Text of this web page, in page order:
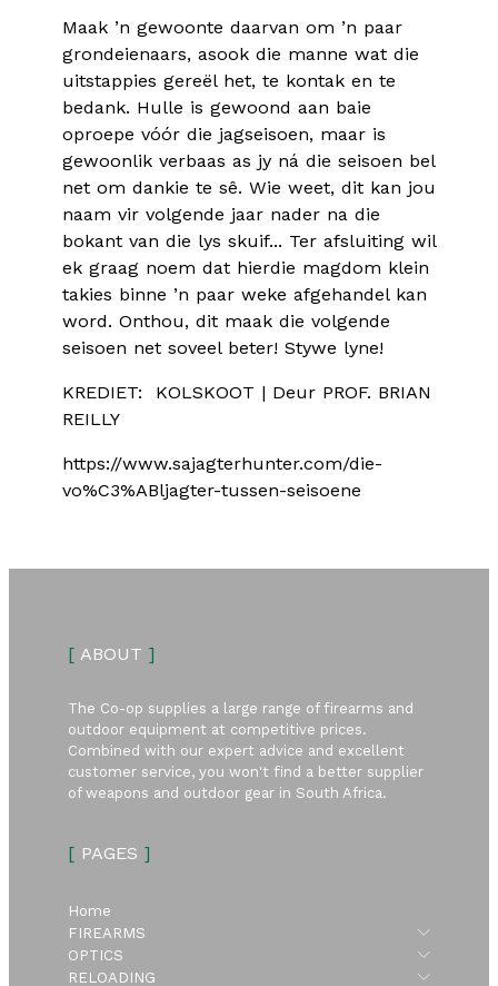
Maak ’n gewoonte daarvan om ’n paar
grondeienaars, asook die manne wat die
uitstappies gereël het, te kontak en te
bedank. Hulle is gewoond aan baie
oproepe vóór die jagseisoen, maar is
gewoonlik verbaas as jy ná die seisoen bel
net om dankie te sê. Wie weet, dit kan jou
naam vir volgende jaar nader na die
bokant van die lys skuif... Ter afsluiting wil
ek graag noem dat hierdie magdom klein
takies binne ’n paar weke afgehandel kan
word. Onthou, dit maak die volgende
seisoen net soveel beter! Stywe lyne!
KREDIET: KOLSKOOT | Deur PROF. BRIAN
REILLY
https://www.sajagterhunter.com/die-
vo%C3%ABljagter-tussen-seisoene
[ABOUT ]
The Co-op supplies a large range of firearms and
outdoor equipment at competitive prices.
Combined with our expert advice and excellent
customer service, you won't find a better supplier
of weapons and outdoor gear in South Africa.
[PAGES ]
Home
FIREARMS
Submenu
OPTICS
Submenu
RELOADING
Submenu